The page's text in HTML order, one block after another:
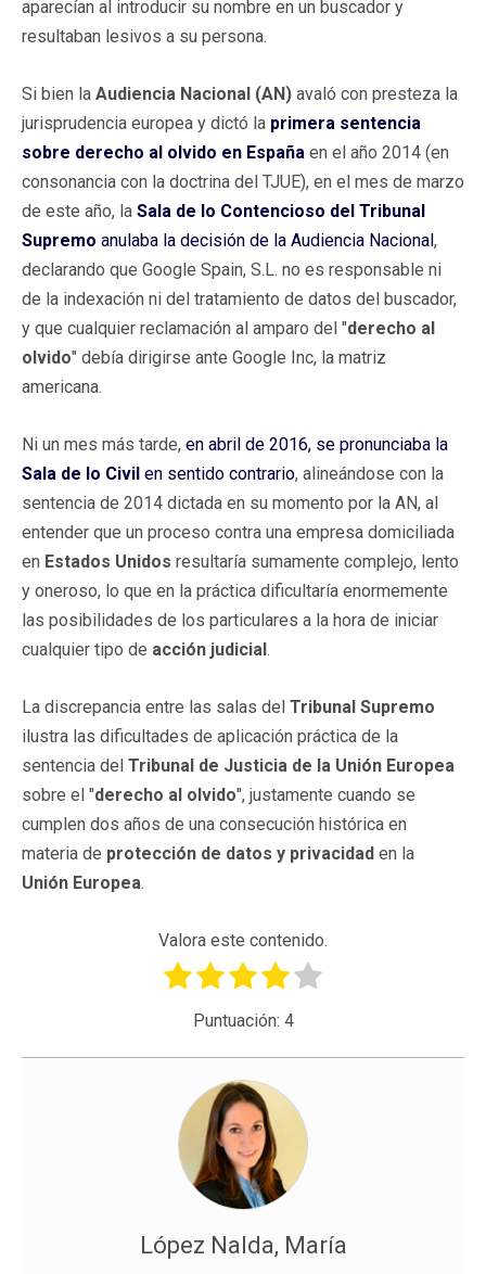
aparecían al introducir su nombre en un buscador y
resultaban lesivos a su persona.
Si bien la Audiencia Nacional (AN) avaló con presteza la
jurisprudencia europea y dictó la primera sentencia
sobre derecho al olvido en España en el año 2014 (en
consonancia con la doctrina del TJUE), en el mes de marzo
de este año, la Sala de lo Contencioso del Tribunal
Supremo anulaba la decisión de la Audiencia Nacional,
declarando que Google Spain, S.L. no es responsable ni
de la indexación ni del tratamiento de datos del buscador,
y que cualquier reclamación al amparo del "derecho al
olvido" debía dirigirse ante Google Inc, la matriz
americana.
Ni un mes más tarde, en abril de 2016, se pronunciaba la
Sala de lo Civil en sentido contrario, alineándose con la
sentencia de 2014 dictada en su momento por la AN, al
entender que un proceso contra una empresa domiciliada
en Estados Unidos resultaría sumamente complejo, lento
y oneroso, lo que en la práctica dificultaría enormemente
las posibilidades de los particulares a la hora de iniciar
cualquier tipo de acción judicial.
La discrepancia entre las salas del Tribunal Supremo
ilustra las dificultades de aplicación práctica de la
sentencia del Tribunal de Justicia de la Unión Europea
sobre el "derecho al olvido", justamente cuando se
cumplen dos años de una consecución histórica en
materia de protección de datos y privacidad en la
Unión Europea.
Valora este contenido.
Puntuación: 4
López Nalda, María